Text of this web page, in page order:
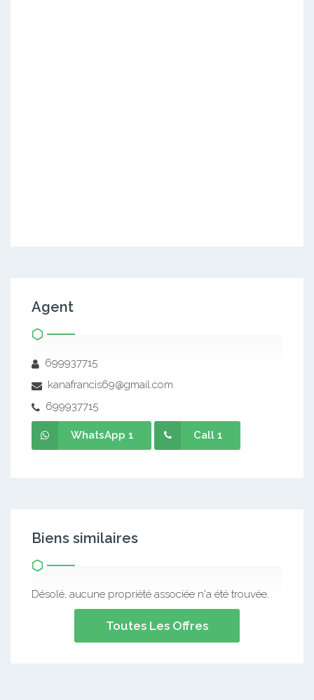
Agent
699937715
kanafrancis69@gmail.com
699937715
WhatsApp 1 Call 1
Biens similaires
Désolé, aucune propriété associée n'a été trouvée.
Toutes Les Offres